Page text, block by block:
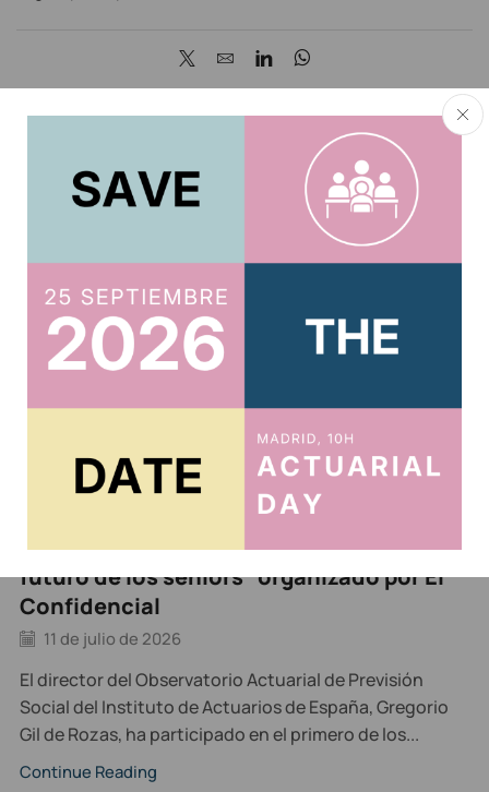
Oksana Mytsan
Other posts by Oksana Mytsan
Related posts
El Instituto de Actuarios participó en el
foro “Horizonte Silver: rediseñando el
futuro de los seniors” organizado por El
Confidencial
11 de julio de 2026
El director del Observatorio Actuarial de Previsión
Social del Instituto de Actuarios de España, Gregorio
Gil de Rozas, ha participado en el primero de los...
Continue Reading